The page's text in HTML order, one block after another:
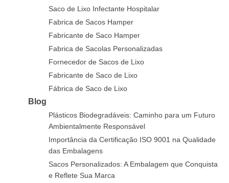
Saco de Lixo Infectante Hospitalar
Fabrica de Sacos Hamper
Fabricante de Saco Hamper
Fabrica de Sacolas Personalizadas
Fornecedor de Sacos de Lixo
Fabricante de Saco de Lixo
Fábrica de Saco de Lixo
Blog
Plásticos Biodegradáveis: Caminho para um Futuro
Ambientalmente Responsável
Importância da Certificação ISO 9001 na Qualidade
das Embalagens
Sacos Personalizados: A Embalagem que Conquista
e Reflete Sua Marca